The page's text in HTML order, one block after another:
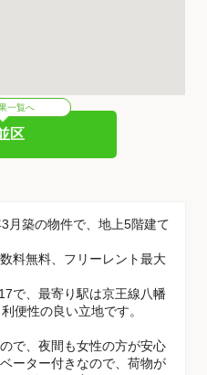
一覧へ
区
月築の物件で、地上5階建て
料無料、フリーレント最大
で、最寄り駅は京王線八幡
便性の良い立地です。
で、夜間も女性の方が安心
ーター付きなので、荷物が